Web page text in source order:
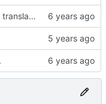
premiere version du translateur Joystick -> Laser